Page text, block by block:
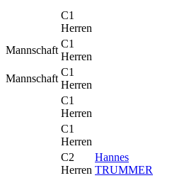
C1
Herren
Mannschaft
C1
Herren
Mannschaft
C1
Herren
C1
Herren
C1
Herren
C2
Herren
Hannes
TRUMMER